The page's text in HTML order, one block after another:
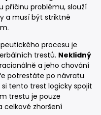
příčinu problému, slouží
a musí být striktně
procesu je
trestů. Neklidný
a jeho chování
potrestáte po návratu
tento trest logicky spojit
trestu je pouze
celkové zhoršení